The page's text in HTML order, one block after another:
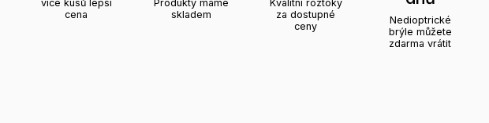
více kusů lepší
cena
Produkty máme
skladem
Kvalitní roztoky
za dostupné
ceny
Nedioptrické
brýle můžete
zdarma vrátit